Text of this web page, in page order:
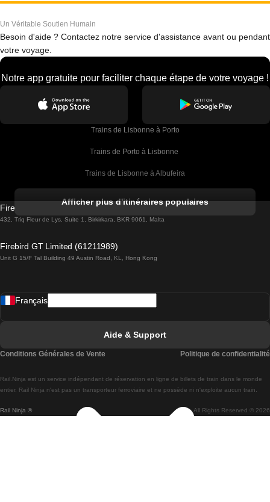
Un Véritable Soutien Humain
Besoin d'aide ? Contactez notre service d'assistance avant ou pendant
votre voyage.
Notre app gratuite pour faciliter chaque étape de votre voyage !
Trains de Lisbonne à Porto
Trains de Porto à Lisbonne
Trains de Lisbonne à Albufeira
Trains de Lisbonne à Lagos
Trains de Lisbonne à Madrid
Trains de Lisbonne à Braga
Trains de Braga à Lisbonne
Afficher plus d'itinéraires populaires
Firebird GT Limited (OC 1451)
432, Triq Fleur de Lys, Suite 1, Birkirkara, BKR 9061, Malta
Firebird GT Limited (61211989)
Unit G 15/F Tal Building 49 Austin Road, KL, Hong Kong
Rail Ninja ® All Rights Reserved © 2026
Rail.Ninja est un service indépendant de réservation en ligne de billets de train dans le monde
entier. Rail Ninja n'est pas un transporteur ferroviaire et ne possède ni n'exploite aucun train.
Français
Aide & Support
Conditions Générales de Vente Politique de confidentialité